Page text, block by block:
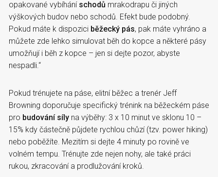
opakované vybíhání schodů mrakodrapu či jiných
výškových budov nebo schodů. Efekt bude podobný.
Pokud máte k dispozici běžecký pás, pak máte vyhráno a
můžete zde lehko simulovat běh do kopce a některé pásy
umožňují i běh z kopce – jen si dejte pozor, abyste
nespadli.“
Pokud trénujete na páse, elitní běžec a trenér Jeff
Browning doporučuje specifický trénink na běžeckém páse
pro budování síly na výběhy: 3 x 10 minut ve sklonu 10 –
15% kdy částečně půjdete rychlou chůzí (tzv. power hiking)
nebo poběžíte. Mezitím si dejte 4 minuty po rovině ve
volném tempu. Trénujte zde nejen nohy, ale také práci
rukou, zkracování a prodlužování kroků.